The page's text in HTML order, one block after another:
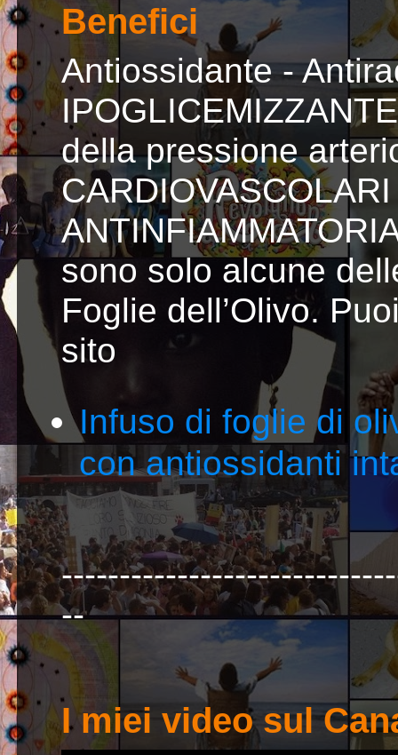
Benefici
Antiossidante -
della pressione
sono solo alcune
Foglie dell’Olivo.
sito
Infuso di foglie di
con antiossidanti
--
I miei video sul